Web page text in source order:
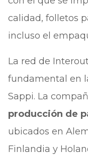
calidad, folletos
incluso el
La red de
fundamental en
Sappi. La
producción de
ubicados en
Finlandia y